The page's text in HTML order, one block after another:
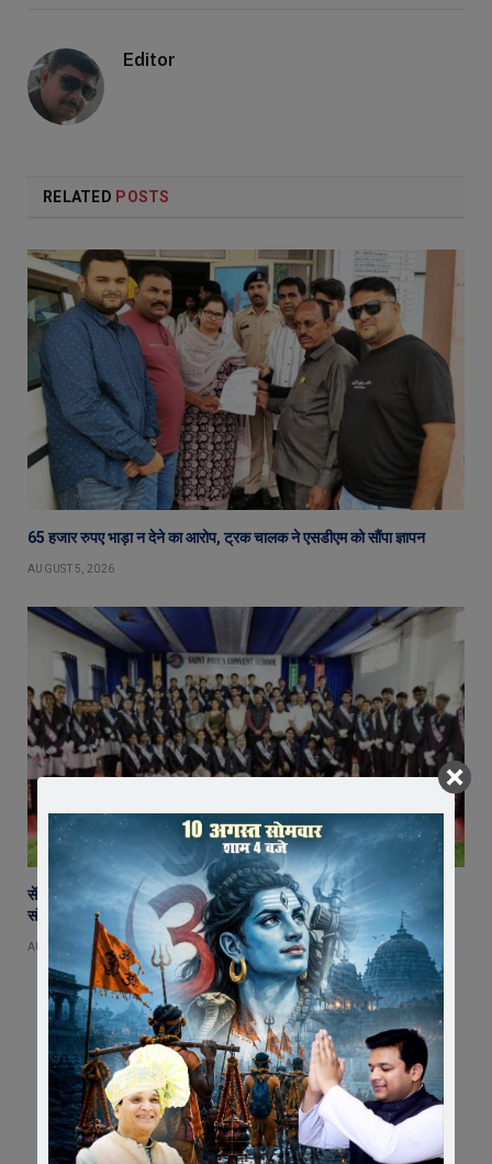
Editor
RELATED POSTS
65 हजार रुपए भाड़ा न देने का आरोप, ट्रक चालक ने एसडीएम को सौंपा ज्ञापन
AUGUST 5, 2026
सेंट पॉल्स कॉन्वेंट स्कूल में छात्र परिषद का शपथ ग्रहण समारोह गरिमामय माहौल में
संपन्न
AUGUST 5, 2026